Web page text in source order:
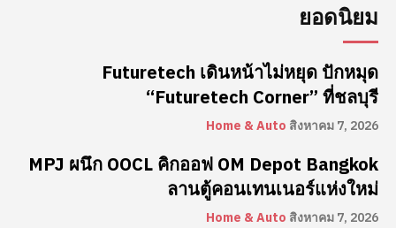
ยอดนิยม
Futuretech เดินหน้าไม่หยุด ปักหมุด
“Futuretech Corner” ที่ชลบุรี
Home & Auto สิงหาคม 7, 2026
MPJ ผนึก OOCL คิกออฟ OM Depot Bangkok
ลานตู้คอนเทนเนอร์แห่งใหม่
Home & Auto สิงหาคม 7, 2026